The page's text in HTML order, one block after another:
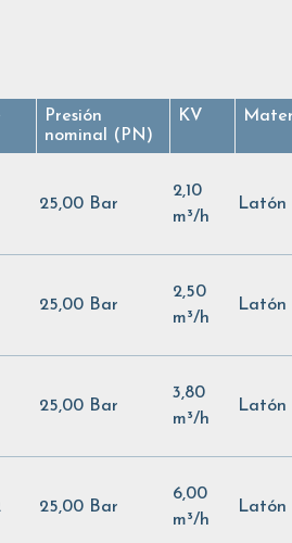
Presión
nominal (PN)
KV
25,00 Bar
2,10
m³/h
Latón
25,00 Bar
2,50
m³/h
Latón
25,00 Bar
3,80
m³/h
Latón
25,00 Bar
6,00
m³/h
Latón